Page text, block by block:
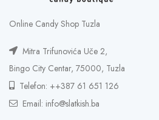
Online Candy Shop Tuzla
Mitra Trifunovića Uče 2,
Bingo City Centar, 75000, Tuzla
Telefon: ++387 61 651 126
Email: info@slatkish.ba